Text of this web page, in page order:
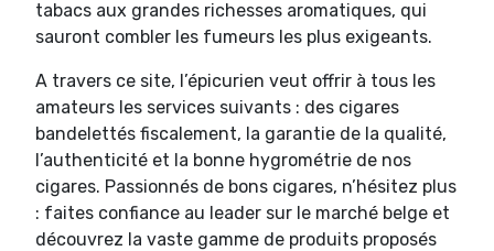
tabacs aux grandes richesses aromatiques, qui
sauront combler les fumeurs les plus exigeants.
A travers ce site, l’épicurien veut offrir à tous les
amateurs les services suivants : des cigares
bandelettés fiscalement, la garantie de la qualité,
l’authenticité et la bonne hygrométrie de nos
cigares. Passionnés de bons cigares, n’hésitez plus
: faites confiance au leader sur le marché belge et
découvrez la vaste gamme de produits proposés